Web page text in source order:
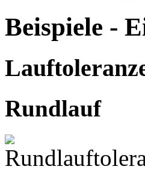
Beispiele -
Rundlauf